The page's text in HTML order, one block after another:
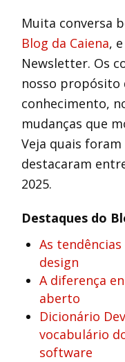
Muita conversa
Blog da Caiena,
Newsletter. Os
nosso
conhecimento,
mudanças que
Veja quais
destacaram
2025.
Destaques do
As
design
A diferença
aberto
Dicionário
vocabulário
software